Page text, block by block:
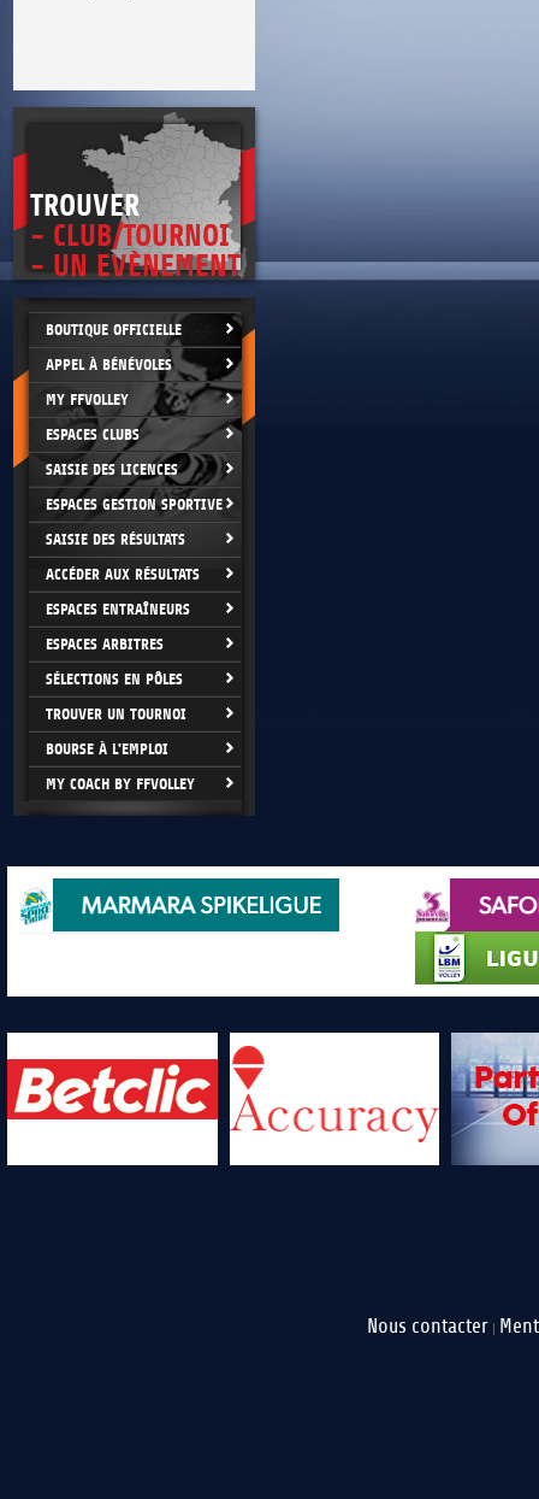
TROUVER
- CLUB/TOURNOI
- UN EVÈNEMENT
BOUTIQUE OFFICIELLE
APPEL À BÉNÉVOLES
MY FFVOLLEY
ESPACES CLUBS
SAISIE DES LICENCES
ESPACES GESTION SPORTIVE
SAISIE DES RÉSULTATS
ACCÉDER AUX RÉSULTATS
ESPACES ENTRAÎNEURS
ESPACES ARBITRES
SÉLECTIONS EN PÔLES
TROUVER UN TOURNOI
BOURSE À L'EMPLOI
MY COACH BY FFVOLLEY
Nous contacter |